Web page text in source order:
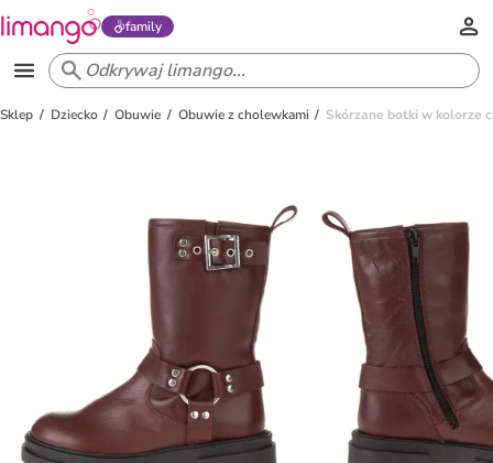
family
Sklep Dziecko Obuwie Obuwie z cholewkami Skórzane botki w kolorze